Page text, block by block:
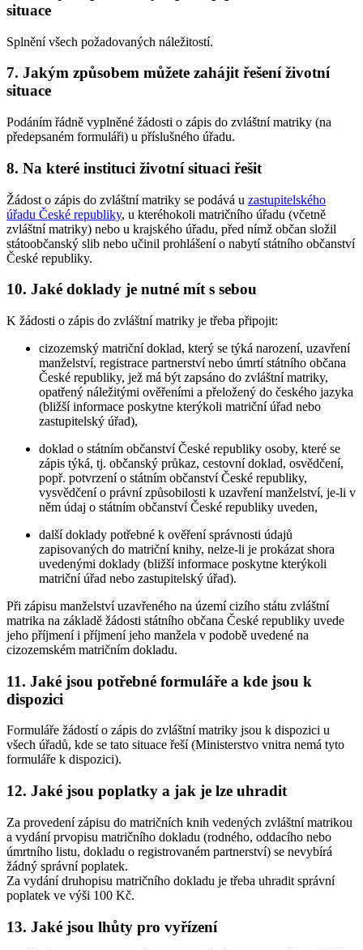
situace
Splnění všech požadovaných náležitostí.
7. Jakým způsobem můžete zahájit řešení životní
situace
Podáním řádně vyplněné žádosti o zápis do zvláštní matriky (na
předepsaném formuláři) u příslušného úřadu.
8. Na které instituci životní situaci řešit
Žádost o zápis do zvláštní matriky se podává u zastupitelského
úřadu České republiky, u kteréhokoli matričního úřadu (včetně
zvláštní matriky) nebo u krajského úřadu, před nímž občan složil
státoobčanský slib nebo učinil prohlášení o nabytí státního občanství
České republiky.
10. Jaké doklady je nutné mít s sebou
K žádosti o zápis do zvláštní matriky je třeba připojit:
cizozemský matriční doklad, který se týká narození, uzavření
manželství, registrace partnerství nebo úmrtí státního občana
České republiky, jež má být zapsáno do zvláštní matriky,
opatřený náležitými ověřeními a přeložený do českého jazyka
(bližší informace poskytne kterýkoli matriční úřad nebo
zastupitelský úřad),
doklad o státním občanství České republiky osoby, které se
zápis týká, tj. občanský průkaz, cestovní doklad, osvědčení,
popř. potvrzení o státním občanství České republiky,
vysvědčení o právní způsobilosti k uzavření manželství, je-li v
něm údaj o státním občanství České republiky uveden,
další doklady potřebné k ověření správnosti údajů
zapisovaných do matriční knihy, nelze-li je prokázat shora
uvedenými doklady (bližší informace poskytne kterýkoli
matriční úřad nebo zastupitelský úřad).
Při zápisu manželství uzavřeného na území cizího státu zvláštní
matrika na základě žádosti státního občana České republiky uvede
jeho příjmení i příjmení jeho manžela v podobě uvedené na
cizozemském matričním dokladu.
11. Jaké jsou potřebné formuláře a kde jsou k
dispozici
Formuláře žádostí o zápis do zvláštní matriky jsou k dispozici u
všech úřadů, kde se tato situace řeší (Ministerstvo vnitra nemá tyto
formuláře k dispozici).
12. Jaké jsou poplatky a jak je lze uhradit
Za provedení zápisu do matričních knih vedených zvláštní matrikou
a vydání prvopisu matričního dokladu (rodného, oddacího nebo
úmrtního listu, dokladu o registrovaném partnerství) se nevybírá
žádný správní poplatek.
Za vydání druhopisu matričního dokladu je třeba uhradit správní
poplatek ve výši 100 Kč.
13. Jaké jsou lhůty pro vyřízení